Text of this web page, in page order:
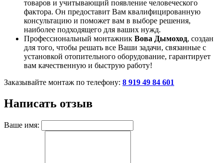
товаров и учитывающий появление человеческого
фактора. Он предоставит Вам квалифицированную
консультацию и поможет вам в выборе решения,
наиболее подходящего для ваших нужд.
Профессиональный монтажник Вова Дымоход, создан
для того, чтобы решать все Ваши задачи, связанные с
установкой отопительного оборудование, гарантирует
вам качественную и быструю работу!
Заказывайте монтаж по телефону: 8 919 49 84 601
Написать отзыв
Ваше имя: